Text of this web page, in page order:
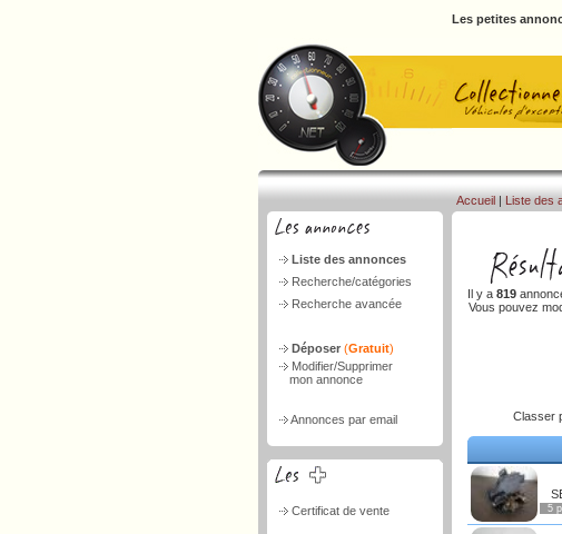
Les petites
Liste des annonces
Recherche/catégories
Recherche avancée
Déposer (Gratuit)
Modifier/Supprimer
mon annonce
Annonces par email
Certificat de vente
Accueil | Liste des
Il y a 819
Vous pouvez
Classer
5